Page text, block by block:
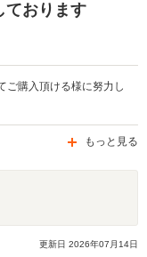
ております
ご購入頂ける様に努力し
もっと見る
更新日 2026年07 月 14日